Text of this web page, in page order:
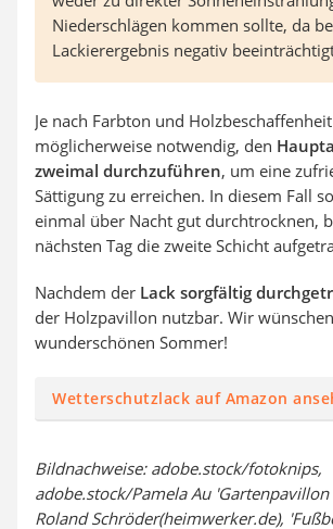
Niederschlägen kommen sollte, da
Lackierergebnis negativ
Je nach Farbton und
möglicherweise notwendig, den
zweimal durchzuführen, um eine
Sättigung zu erreichen. In diesem Fall
einmal über Nacht gut durchtrocknen,
nächsten Tag die zweite Schicht
Nachdem der Lack sorgfältig
der Holzpavillon nutzbar. Wir
wunderschönen Sommer!
Wetterschutzlack auf Amazon
Bildnachweise: adobe.stock/fotoknips,
adobe.stock/Pamela Au
Roland Schröder(heimwerker.de),